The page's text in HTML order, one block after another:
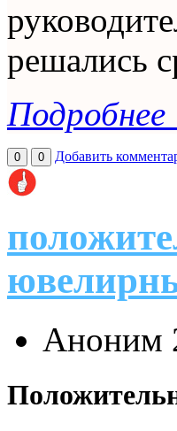
решались
0 0 Добавить
Аноним